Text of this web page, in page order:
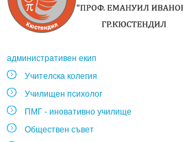
административен екип
Учителска колегия
Училищен психолог
ПМГ - иновативно училище
Обществен съвет